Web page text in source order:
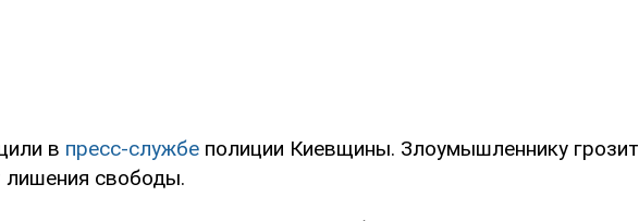
в пресс-службе полиции Киевщины. Злоумышленнику грозит
лишения свободы.